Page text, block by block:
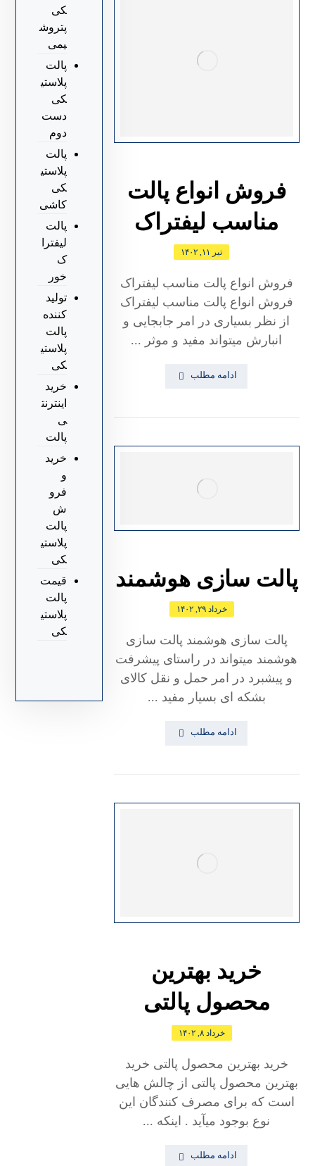
فروش انواع پالت
مناسب لیفتراک
تیر ۱۱, ۱۴۰۲
فروش انواع پالت مناسب لیفتراک
فروش انواع پالت مناسب لیفتراک
از نظر بسیاری در امر جابجایی و
انبارش میتواند مفید و موثر ...
ادامه مطلب
پالت سازی هوشمند
خرداد ۲۹, ۱۴۰۲
پالت سازی هوشمند پالت سازی
هوشمند میتواند در راستای پیشرفت
و پیشبرد در امر حمل و نقل کالای
بشکه ای بسیار مفید ...
ادامه مطلب
خرید بهترین
محصول پالتی
خرداد ۸, ۱۴۰۲
خرید بهترین محصول پالتی خرید
بهترین محصول پالتی از چالش هایی
است که برای مصرف کنندگان این
نوع بوجود میآید . اینکه ...
ادامه مطلب
کی
پتروش
یمی
پالت
پلاستی
کی
دست
دوم
پالت
پلاستی
کی
کاشی
پالت
لیفترا
ک
خور
تولید
کننده
پالت
پلاستی
کی
خرید
اینترنت
ی
پالت
خرید
و
فرو
ش
پالت
پلاستی
کی
قیمت
پالت
پلاستی
کی